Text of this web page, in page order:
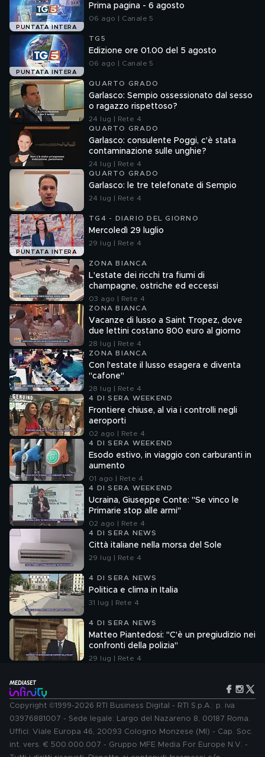
PUNTATA INTERA
Prima pagina - 6 agosto
06 ago | Canale 5
PUNTATA INTERA
TG5
Edizione ore 01.00 del 5 agosto
06 ago | Canale 5
QUARTO GRADO
Garlasco: Sempio ossessionato dal sesso
o ragazzo rispettoso?
24 lug | Rete 4
QUARTO GRADO
Garlasco: consulente Poggi, c'è stata
contaminazione sulle unghie?
24 lug | Rete 4
QUARTO GRADO
Garlasco: le tre telefonate di Sempio
24 lug | Rete 4
PUNTATA INTERA
TG4 - DIARIO DEL GIORNO
Mercoledì 29 luglio
29 lug | Rete 4
ZONA BIANCA
L'estate dei ricchi tra fiumi di
champagne, ostriche ed eccessi
03 ago | Rete 4
ZONA BIANCA
Vacanze di lusso a Saint Tropez, dove
due lettini costano 800 euro al giorno
28 lug | Rete 4
ZONA BIANCA
Con l'estate il lusso esagera e diventa
"cafone"
28 lug | Rete 4
4 DI SERA WEEKEND
Frontiere chiuse, al via i controlli negli
aeroporti
02 ago | Rete 4
4 DI SERA WEEKEND
Esodo estivo, in viaggio con carburanti in
aumento
01 ago | Rete 4
4 DI SERA WEEKEND
Ucraina, Giuseppe Conte: "Se vinco le
Primarie stop alle armi"
02 ago | Rete 4
4 DI SERA NEWS
Città italiane nella morsa del Sole
29 lug | Rete 4
4 DI SERA NEWS
Politica e clima in Italia
31 lug | Rete 4
4 DI SERA NEWS
Matteo Piantedosi: "C'è un pregiudizio nei
confronti della polizia"
29 lug | Rete 4
Copyright ©1999-2026 RTI Business Digital - RTI S.p.A.: p. iva
03976881007 - Sede legale: Largo del Nazareno 8, 00187 Roma.
Uffici: Viale Europa 46, 20093 Cologno Monzese (MI) - Cap. Soc.
int. vers. € 500.000.007 - Gruppo MFE Media For Europe N.V. -